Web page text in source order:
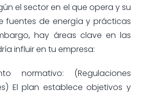
el sector en el que opera y su
fuentes de energía y prácticas
hay áreas clave en las
influir en tu empresa:
normativo: (Regulaciones
El plan establece objetivos y